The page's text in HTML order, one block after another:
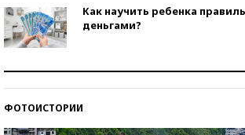
Как научить ребенка
деньгами?
ФОТОИСТОРИИ